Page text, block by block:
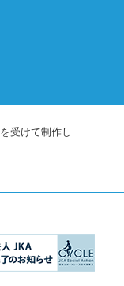
を受けて制作し